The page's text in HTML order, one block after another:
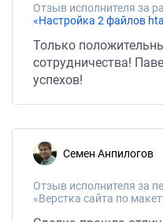
Отзыв исполнителя за
«Настройка 2 файлов
Только
сотрудничества!
успехов!
Семен Анпилогов
Отзыв исполнителя за
«Верстка сайта по